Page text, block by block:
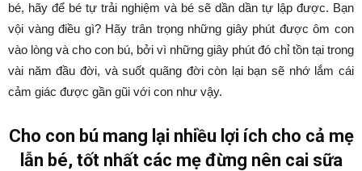
bé, hãy để bé tự trải nghiệm và bé sẽ dần dần tự lập được. Bạn
vội vàng điều gì? Hãy trân trọng những giây phút được ôm con
vào lòng và cho con bú, bởi vì những giây phút đó chỉ tồn tại trong
vài năm đầu đời, và suốt quãng đời còn lại bạn sẽ nhớ lắm cái
cảm giác được gần gũi với con như vậy.
Cho con bú mang lại nhiều lợi ích cho cả mẹ
lẫn bé, tốt nhất các mẹ đừng nên cai sữa